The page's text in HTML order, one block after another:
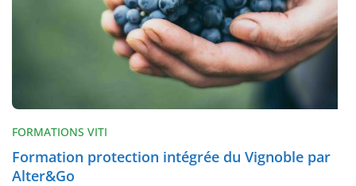
FORMATIONS VITI
Formation protection intégrée du Vignoble par
Alter&Go